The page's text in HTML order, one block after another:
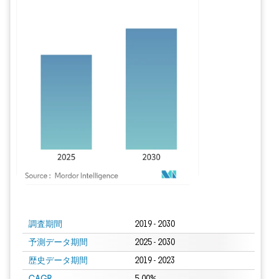
調査期間 2019 - 2030
予測データ期間 2025 - 2030
歴史データ期間 2019 - 2023